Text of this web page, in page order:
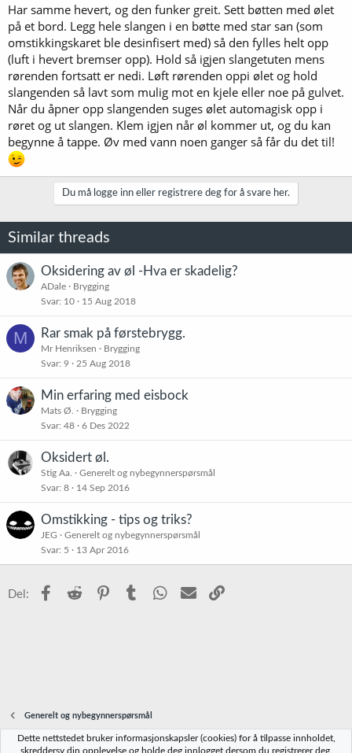
Har samme hevert, og den funker greit. Sett bøtten med ølet
på et bord. Legg hele slangen i en bøtte med star san (som
omstikkingskaret ble desinfisert med) så den fylles helt opp
(luft i hevert bremser opp). Hold så igjen slangetuten mens
rørenden fortsatt er nedi. Løft rørenden oppi ølet og hold
slangenden så lavt som mulig mot en kjele eller noe på gulvet.
Når du åpner opp slangenden suges ølet automagisk opp i
røret og ut slangen. Klem igjen når øl kommer ut, og du kan
begynne å tappe. Øv med vann noen ganger så får du det til!
Du må logge inn eller registrere deg for å svare her.
Similar threads
Oksidering av øl -Hva er skadelig?
ADale
Brygging
Svar 10 15 Aug 2018
M Rar smak på førstebrygg.
Mr Henriksen
Brygging
Svar 9 25 Aug 2018
Min erfaring med eisbock
Mats Ø.
Brygging
Svar 48 6 Des 2022
Oksidert øl.
Stig Aa.
Generelt og nybegynnerspørsmål
Svar 8 14 Sep 2016
Omstikking - tips og triks?
JEG
Generelt og nybegynnerspørsmål
Svar 5 13 Apr 2016
Del: Facebook
Reddit PinterestTumblr WhatsApp
E-post
Generelt og nybegynnerspørsmål
Norbrygg-default
Dette nettstedet bruker informasjonskapsler (cookies) for å tilpasse innholdet,
skreddersy din opplevelse og holde deg innlogget dersom du registrerer deg.